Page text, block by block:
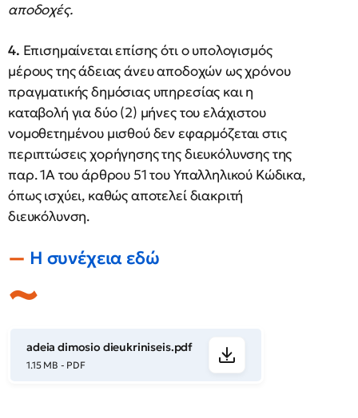
αποδοχές.
4. Επισημαίνεται επίσης ότι ο υπολογισμός
μέρους της άδειας άνευ αποδοχών ως χρόνου
πραγματικής δημόσιας υπηρεσίας και η
καταβολή για δύο (2) μήνες του ελάχιστου
νομοθετημένου μισθού δεν εφαρμόζεται στις
περιπτώσεις χορήγησης της διευκόλυνσης της
παρ. 1Α του άρθρου 51 του Υπαλληλικού Κώδικα,
όπως ισχύει, καθώς αποτελεί διακριτή
διευκόλυνση.
Η συνέχεια εδώ
adeia dimosio dieukriniseis.pdf
1.15 MB - PDF